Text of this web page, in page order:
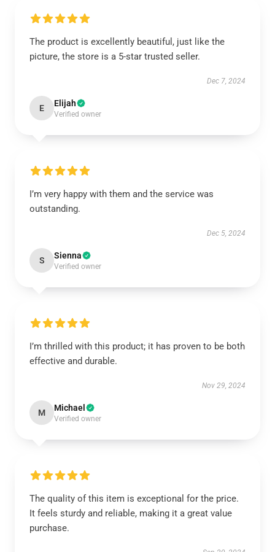
The product is excellently beautiful, just like the
picture, the store is a 5-star trusted seller.
Dec 7, 2024
E Elijah
Verified owner
I’m very happy with them and the service was
outstanding.
Dec 5, 2024
S Sienna
Verified owner
I’m thrilled with this product; it has proven to be both
effective and durable.
Nov 29, 2024
M Michael
Verified owner
The quality of this item is exceptional for the price.
It feels sturdy and reliable, making it a great value
purchase.